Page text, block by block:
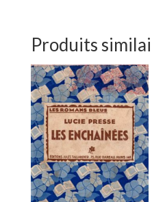
Produits